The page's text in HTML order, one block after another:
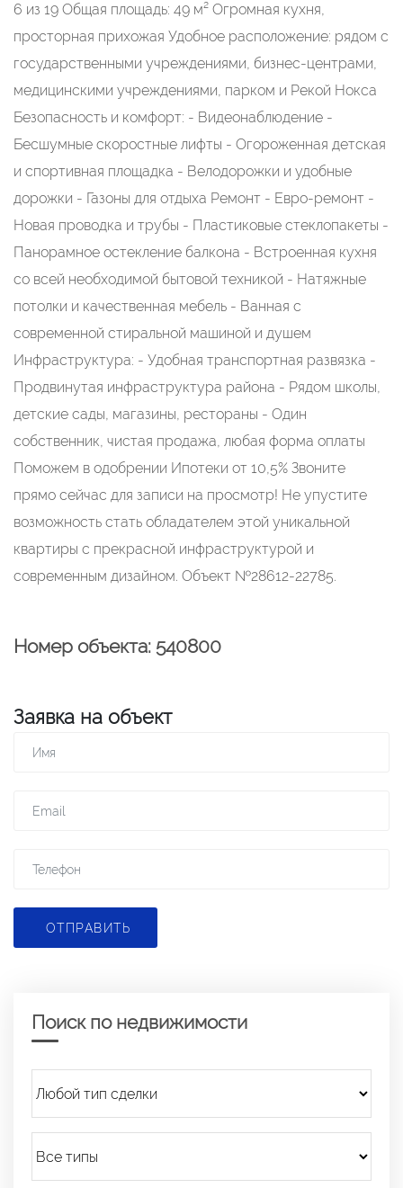
6 из 19 Общая площадь: 49 м² Огромная кухня,
просторная прихожая Удобное расположение: рядом с
государственными учреждениями, бизнес-центрами,
медицинскими учреждениями, парком и Рекой Нокса
Безопасность и комфорт: - Видеонаблюдение -
Бесшумные скоростные лифты - Огороженная детская
и спортивная площадка - Велодорожки и удобные
дорожки - Газоны для отдыха Ремонт - Евро-ремонт -
Новая проводка и трубы - Пластиковые стеклопакеты -
Панорамное остекление балкона - Встроенная кухня
со всей необходимой бытовой техникой - Натяжные
потолки и качественная мебель - Ванная с
современной стиральной машиной и душем
Инфраструктура: - Удобная транспортная развязка -
Продвинутая инфраструктура района - Рядом школы,
детские сады, магазины, рестораны - Один
собственник, чистая продажа, любая форма оплаты
Поможем в одобрении Ипотеки от 10,5% Звоните
прямо сейчас для записи на просмотр! Не упустите
возможность стать обладателем этой уникальной
квартиры с прекрасной инфраструктурой и
современным дизайном. Объект №28612-22785.
Номер объекта: 540800
Заявка на объект
ОТПРАВИТЬ
Поиск по недвижимости